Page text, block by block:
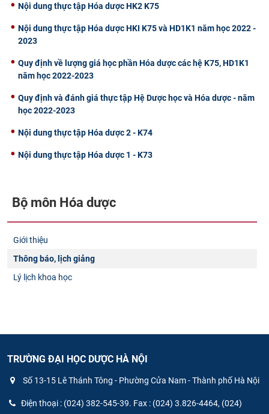
Nội dung thực tập Hóa dược HK2 K75
Nội dung thực tập Hóa dược HKI K75 và HD1K1 năm học 2022 -
2023
Quy định về lượng giá học phần Hóa dược các hệ K75, HD1K1
năm học 2022-2023
Quy định và đánh giá thực tập Hệ Dược học và Hóa dược - năm
học 2022-2023
Nội dung thực tập Hóa dược 2 - K74
Nội dung thực tập Hóa dược 1 - K73
Bộ môn Hóa dược
Giới thiệu
Thông báo, lịch giảng
Lý lịch khoa học
TRƯỜNG ĐẠI HỌC DƯỢC HÀ NỘI
Số 13-15 Lê Thánh Tông - Phường Cửa Nam - Thành phố Hà Nội
Điện thoại : (024) 382-545-39. Fax : (024) 3.826-4464, (024)